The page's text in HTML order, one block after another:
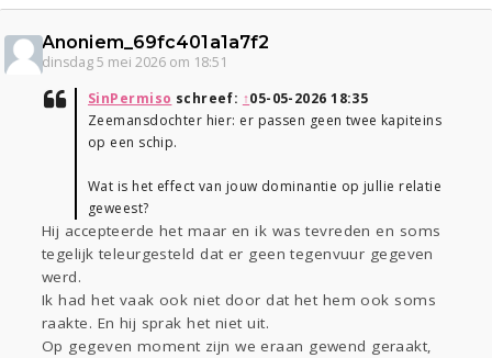
Anoniem_69fc401a1a7f2
dinsdag 5 mei 2026 om 18:51
SinPermiso schreef: ↑05-05-2026 18:35
Zeemansdochter hier: er passen geen twee kapiteins
op een schip.
Wat is het effect van jouw dominantie op jullie relatie
geweest?
Hij accepteerde het maar en ik was tevreden en soms
tegelijk teleurgesteld dat er geen tegenvuur gegeven
werd.
Ik had het vaak ook niet door dat het hem ook soms
raakte. En hij sprak het niet uit.
Op gegeven moment zijn we eraan gewend geraakt,